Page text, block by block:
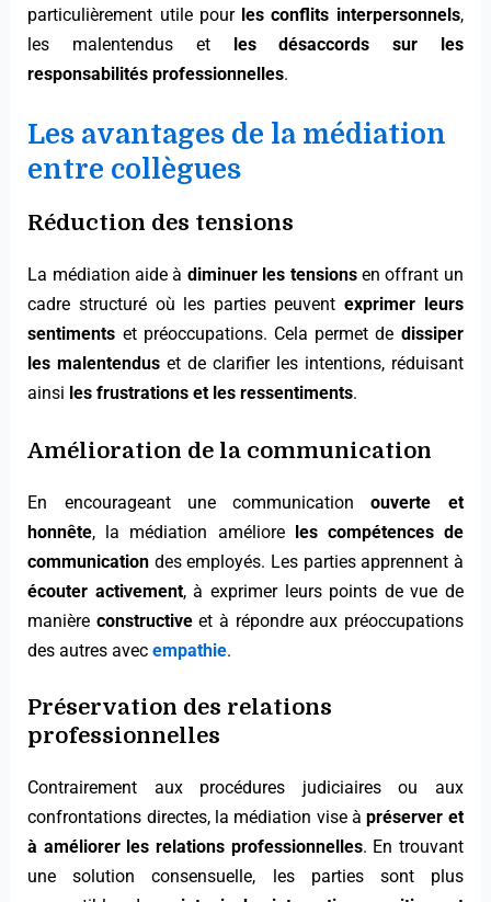
particulièrement utile pour les conflits interpersonnels,
les malentendus et les désaccords sur les
responsabilités professionnelles.
Les avantages de la médiation
entre collègues
Réduction des tensions
La médiation aide à diminuer les tensionsen offrant un
cadre structuré où les parties peuventexprimer leurs
sentiments et préoccupations. Cela permet de dissiper
les malentendus et de clarifier les intentions, réduisant
ainsi les frustrations et les ressentiments.
Amélioration de la communication
En encourageant une communicationouverte et
honnête, la médiation améliore les compétences de
communication des employés. Les parties apprennent à
écouter activement, à exprimer leurs points de vue de
manière constructiveet à répondre aux préoccupations
des autres avecempathie.
Préservation des relations
professionnelles
Contrairement aux procédures judiciaires ou aux
confrontations directes, la médiation vise àpréserver et
à améliorer les relations professionnelles. En trouvant
une solution consensuelle, les parties sont plus